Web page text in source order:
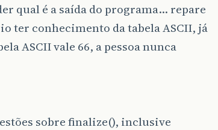
qual é a saída do programa… repare
ter conhecimento da tabela ASCII, já
ASCII vale 66, a pessoa nunca
sobre finalize(), inclusive